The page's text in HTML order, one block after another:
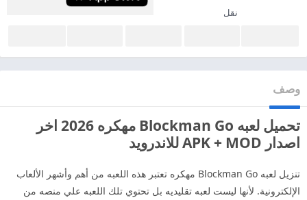
نقل
وصف
تحميل لعبه Blockman Go مهكره 2026 اخر
اصدار APK + MOD للاندرويد
تنزيل لعبه Blockman Go مهكره تعتبر هذه اللعبه من أهم وأشهر الألعاب
الإلكترونية. لأنها ليست لعبه تقليديه بل تحتوي تلك اللعبه علي منصه من